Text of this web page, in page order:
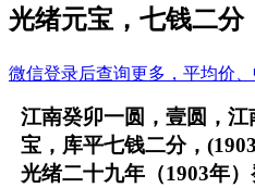
光绪元宝，七钱二分
微信登录后查询更多，平均价
江南癸卯一圆，壹圆，
宝，库平七钱二分，
光绪二十九年（1903年